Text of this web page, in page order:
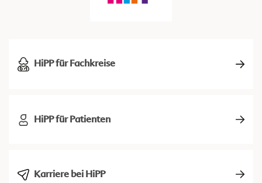
HiPP für Fachkreise
HiPP für Patienten
Karriere bei HiPP